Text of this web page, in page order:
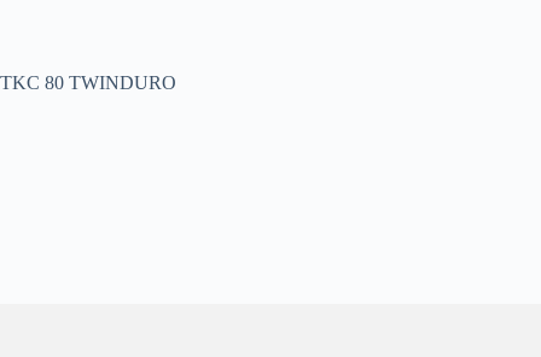
TKC 80 TWINDURO